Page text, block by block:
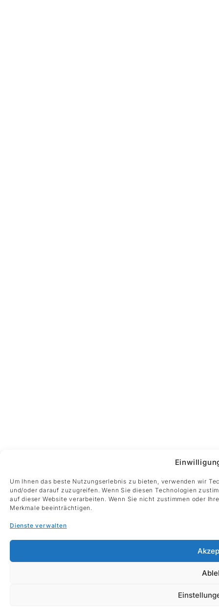
Um Ihnen das beste Nutzungserlebnis zu bieten, verwenden wir
und/oder darauf zuzugreifen. Wenn Sie diesen Technologien
auf dieser Website verarbeiten. Wenn Sie nicht zustimmen oder
Merkmale beeinträchtigen.
Dienste verwalten